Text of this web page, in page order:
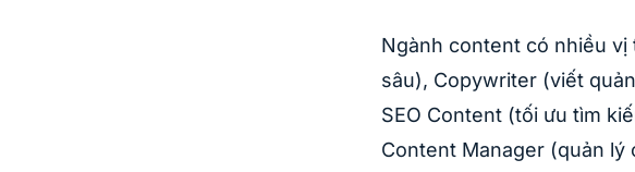
Ngành content có nhiều
sâu), Copywriter (viết
SEO Content (tối ưu tìm
Content Manager (quản